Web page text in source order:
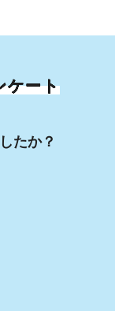
ケート
たか？